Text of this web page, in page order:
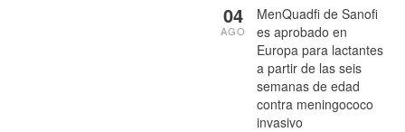
MenQuadfi de Sanofi
es aprobado en
Europa para lactantes
a partir de las seis
semanas de edad
contra meningococo
invasivo
04
AGO